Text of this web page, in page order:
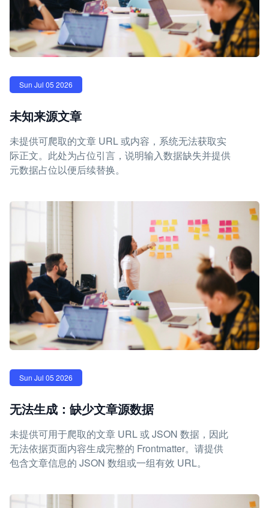
Sun Jul 05 2026
未知来源文章
未提供可爬取的文章 URL 或内容，系统无法获取实
际正文。此处为占位引言，说明输入数据缺失并提供
元数据占位以便后续替换。
Sun Jul 05 2026
无法生成：缺少文章源数据
未提供可用于爬取的文章 URL 或 JSON 数据，因此
无法依据页面内容生成完整的 Frontmatter。请提供
包含文章信息的 JSON 数组或一组有效 URL。